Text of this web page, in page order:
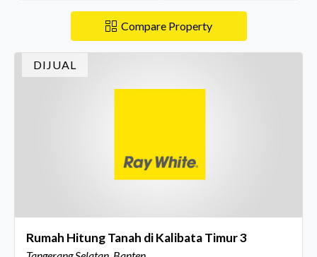
Compare Property
DIJUAL
Rumah Hitung Tanah di Kalibata Timur 3